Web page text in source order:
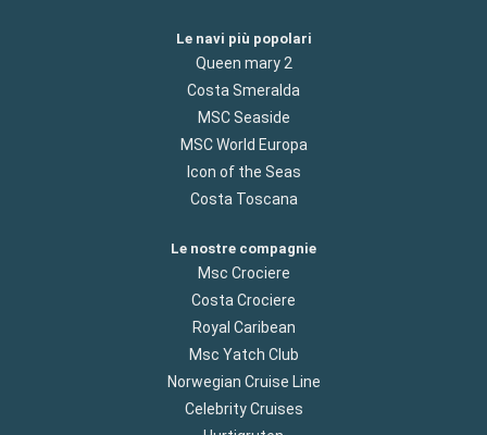
Le navi più popolari
Queen mary 2
Costa Smeralda
MSC Seaside
MSC World Europa
Icon of the Seas
Costa Toscana
Le nostre compagnie
Msc Crociere
Costa Crociere
Royal Caribean
Msc Yatch Club
Norwegian Cruise Line
Celebrity Cruises